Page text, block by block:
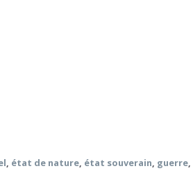
, état de nature, état souverain, guerre,